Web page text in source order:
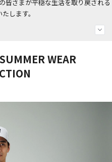
皆さまが平穏な生活を取り戻される
します。
わせ＞
WEAR